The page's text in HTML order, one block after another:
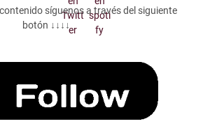
síguenos a través del siguiente
botón ↓↓↓↓